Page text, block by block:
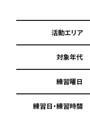
活動エリア
対象年代
練習曜日
練習日・練習時間